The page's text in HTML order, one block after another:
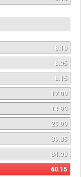
8.10
8.95
8.15
17.00
14.90
25.90
39.85
34.90
60.15